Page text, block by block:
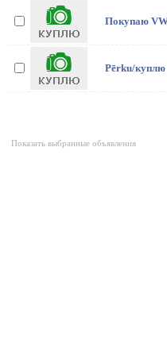
Покупаю VW
Pērku/
Показать выбранные объявления